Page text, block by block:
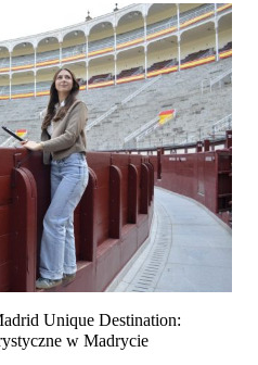
Unique Destination:
w Madrycie